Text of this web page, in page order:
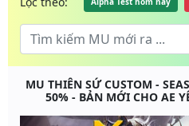
MU THIÊN SỨ CUSTOM -
50% - BẢN MỚI CHO AE